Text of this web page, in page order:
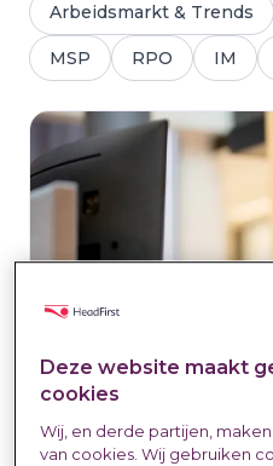
Arbeidsmarkt & Trends
MSP RPO IM
HR-tech
Deze website maakt
cookies
Wij, en derde partijen,
van cookies. Wij gebruiken